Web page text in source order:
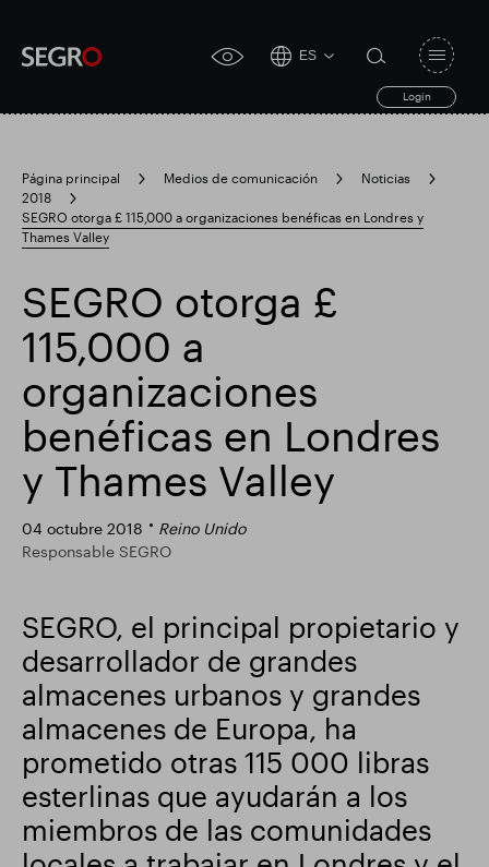
accessibility
ES
Login
search
form
Submit
Search
for
Claro
Responsable SEGRO
Resultados financieros
Actualización comercial
toggle
Página principal Medios de comunicación
Noticias
2018
SEGRO otorga £ 115,000 a organizaciones benéficas en Londres y
Thames Valley
SEGRO otorga £
115,000 a
organizaciones
benéficas en Londres
y Thames Valley
04 octubre 2018
Reino Unido
Responsable SEGRO
SEGRO, el principal propietario y
desarrollador de grandes
almacenes urbanos y grandes
almacenes de Europa, ha
prometido otras 115 000 libras
esterlinas que ayudarán a los
miembros de las comunidades